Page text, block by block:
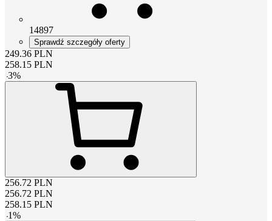
14897
Sprawdź szczegóły oferty
249.36 PLN
258.15 PLN
-3%
256.72 PLN
256.72 PLN
258.15 PLN
-1%